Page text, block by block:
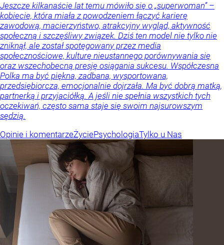
Jeszcze kilkanaście lat temu mówiło się o „superwoman” –
kobiecie, która miała z powodzeniem łączyć karierę
zawodową, macierzyństwo, atrakcyjny wygląd, aktywność
społeczną i szczęśliwy związek. Dziś ten model nie tylko nie
zniknął, ale został spotęgowany przez media
społecznościowe, kulturę nieustannego porównywania się
oraz wszechobecną presję osiągania sukcesu. Współczesna
Polka ma być piękna, zadbana, wysportowana,
przedsiębiorcza, emocjonalnie dojrzała. Ma być dobrą matką,
partnerką i przyjaciółką. A jeśli nie spełnia wszystkich tych
oczekiwań, często sama staje się swoim najsurowszym
sędzią.
Opinie i komentarzeŻyciePsychologiaTylko u Nas